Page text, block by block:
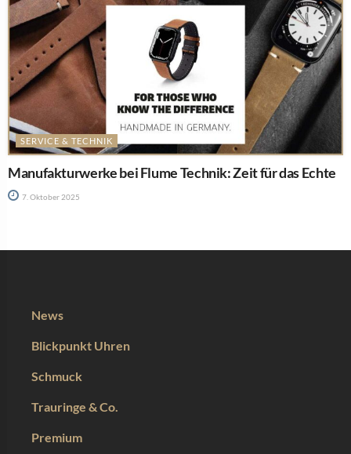
SERVICE & TECHNIK
Manufakturwerke bei Flume Technik: Zeit für das Echte
7. Oktober 2025
News
Blickpunkt Uhren
Schmuck
Trauringe & Co.
Premium